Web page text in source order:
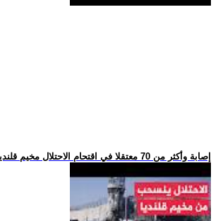
.. 51 إصابة وأكثر من 70 معتقلا في اقتحام الاحتلال مخيم قلنديا ب